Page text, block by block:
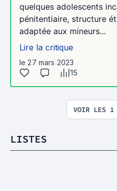
quelques adolescents
pénitentiaire, structure
adaptée aux mineurs...
Lire la critique
le 27 mars 2023
15
VOIR LES 1
LISTES